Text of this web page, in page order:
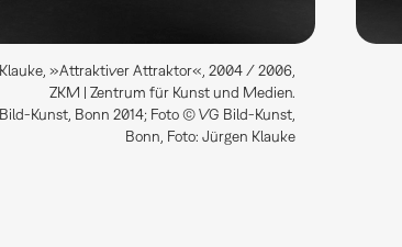
»Attraktiver Attraktor«, 2004 / 2006,
ZKM | Zentrum für Kunst und Medien.
Kunst, Bonn 2014; Foto © VG Bild-Kunst,
Bonn, Foto: Jürgen Klauke